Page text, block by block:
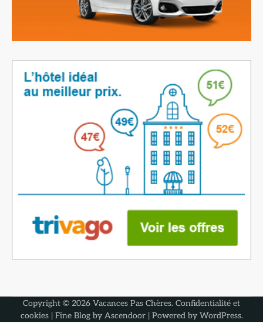
Copyright © 2026 Vacances Pas Chères. Confidentialité et
cookies| Fine Blog by Ascendoor| Powered by WordPress.